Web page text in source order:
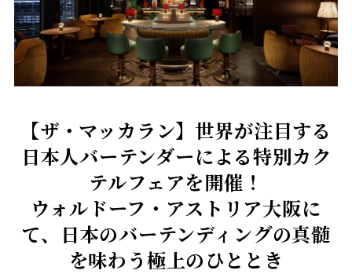
【ザ・マッカラン】世界が注目する
日本人バーテンダーによる特別カク
テルフェアを開催！
ウォルドーフ・アストリア大阪に
て、日本のバーテンディングの真髄
を味わう極上のひととき